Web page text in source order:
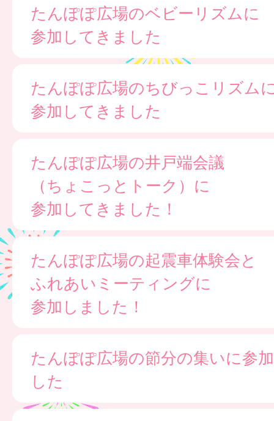
たんぽぽ広場のベビーリズムに
参加してきました
たんぽぽ広場のちびっこリズム
参加してきました
たんぽぽ広場の井戸端会議
（ちょこっとトーク）に
参加してきました！
たんぽぽ広場の起震車体験会と
ふれあいミーティングに
参加しました！
たんぽぽ広場の節分の集いに参
した